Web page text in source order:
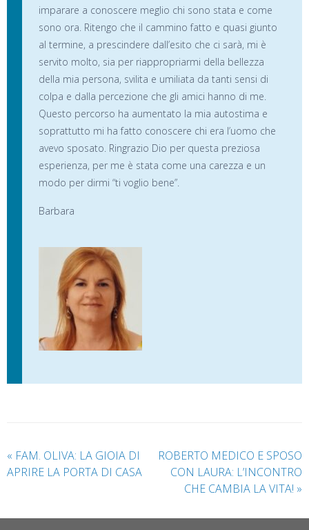
imparare a conoscere meglio chi sono stata e come
sono ora. Ritengo che il cammino fatto e quasi giunto
al termine, a prescindere dall’esito che ci sarà, mi è
servito molto, sia per riappropriarmi della bellezza
della mia persona, svilita e umiliata da tanti sensi di
colpa e dalla percezione che gli amici hanno di me.
Questo percorso ha aumentato la mia autostima e
soprattutto mi ha fatto conoscere chi era l’uomo che
avevo sposato. Ringrazio Dio per questa preziosa
esperienza, per me è stata come una carezza e un
modo per dirmi “ti voglio bene”.
Barbara
« FAM. OLIVA: LA GIOIA DI
APRIRE LA PORTA DI CASA
ROBERTO MEDICO E SPOSO
CON LAURA: L’INCONTRO
CHE CAMBIA LA VITA! »